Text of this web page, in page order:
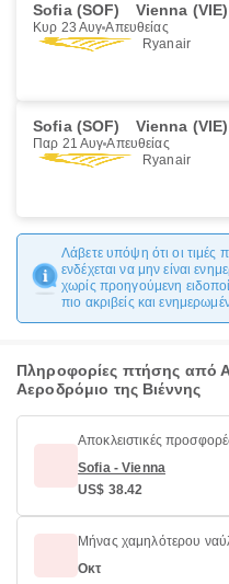
Sofia (SOF) Vienna (VIE)
Κυρ 23 Αυγ Απευθείας
Ryanair
Sofia (SOF) Vienna (VIE)
Παρ 21 Αυγ Απευθείας
Ryanair
Λάβετε υπόψη ότι οι τιμές
ενδέχεται να μην είναι
χωρίς προηγούμενη
πιο ακριβείς και
Πληροφορίες πτήσης από
Αεροδρόμιο της Βιέννης
Αποκλειστικές
Sofia - Vienna
US$ 38.42
Μήνας χαμηλότερου
Οκτ